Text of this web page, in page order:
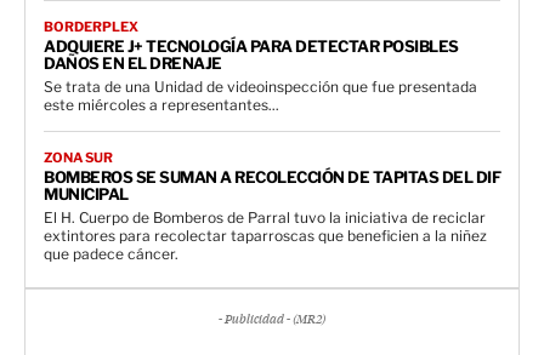
BORDERPLEX
ADQUIERE J+ TECNOLOGÍA PARA DETECTAR POSIBLES
DAÑOS EN EL DRENAJE
Se trata de una Unidad de videoinspección que fue presentada
este miércoles a representantes...
ZONA SUR
BOMBEROS SE SUMAN A RECOLECCIÓN DE TAPITAS DEL DIF
MUNICIPAL
El H. Cuerpo de Bomberos de Parral tuvo la iniciativa de reciclar
extintores para recolectar taparroscas que beneficien a la niñez
que padece cáncer.
- Publicidad - (MR2)